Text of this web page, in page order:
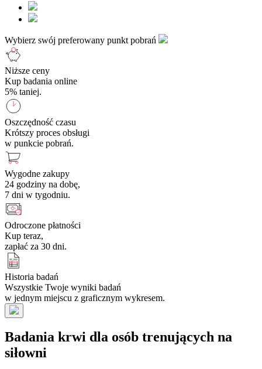
Wybierz swój preferowany punkt pobrań
Niższe ceny
Kup badania online
5% taniej.
Oszczędność czasu
Krótszy proces obsługi
w punkcie pobrań.
Wygodne zakupy
24 godziny na dobę,
7 dni w tygodniu.
Odroczone płatności
Kup teraz,
zapłać za 30 dni.
Historia badań
Wszystkie Twoje wyniki badań
w jednym miejscu z graficznym wykresem.
Badania krwi dla osób trenujących na
siłowni